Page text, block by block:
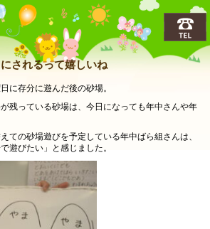
田名(うえだな)幼稚園
されるって嬉しいね
に存分に遊んだ後の砂場。
残っている砂場は、今日になっても年中さんや年
ての砂場遊びを予定している年中ばら組さんは、
遊びたい」と感じました。